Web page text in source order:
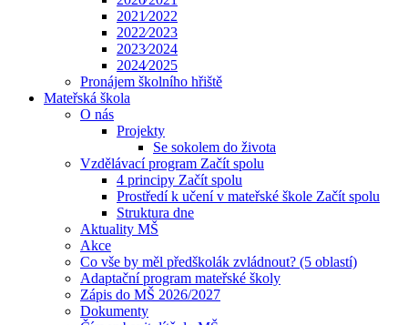
2021⁄2022
2022⁄2023
2023⁄2024
2024⁄2025
Pronájem školního hřiště
Mateřská škola
O nás
Projekty
Se sokolem do života
Vzdělávací program Začít spolu
4 principy Začít spolu
Prostředí k učení v mateřské škole Začít spolu
Struktura dne
Aktuality MŠ
Akce
Co vše by měl předškolák zvládnout? (5 oblastí)
Adaptační program mateřské školy
Zápis do MŠ 2026/2027
Dokumenty